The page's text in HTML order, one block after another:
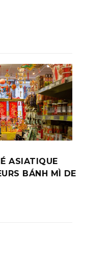
ASIATIQUE
BÁNH MÌ DE